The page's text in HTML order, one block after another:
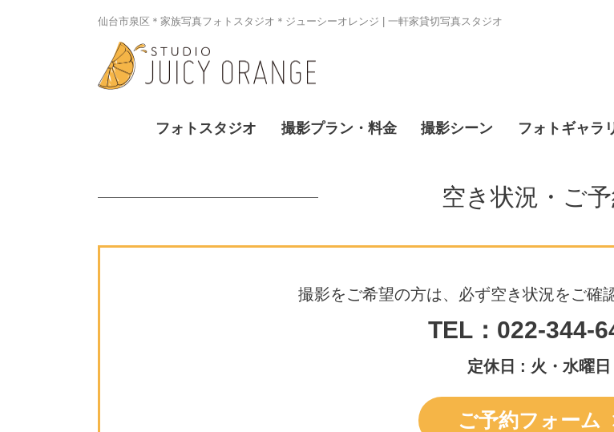
仙台市泉区＊家族写真フォトスタジオ＊ジューシーオレンジ | 一軒家貸切写真スタジオ
フォトスタジオ 撮影プラン・料金 撮影シーン フォトギャラ
空き状況・ご
撮影をご希望の方は、必ず空き状況をご確
TEL：022-344-
定休日 : 火・水曜日
ご予約フォーム